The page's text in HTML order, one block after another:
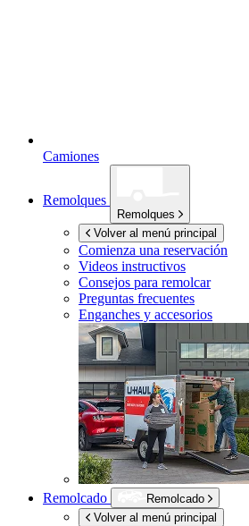
Camiones
Remolques
Remolques
Volver al menú principal
Comienza una reservación
Videos instructivos
Consejos para remolcar
Preguntas frecuentes
Enganches y accesorios
Remolcado
Remolcado
Volver al menú principal